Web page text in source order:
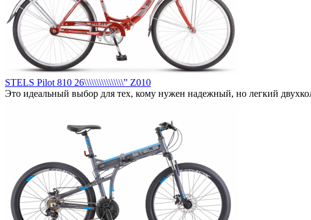
STELS Pilot 810 26\\\\\\\\\\\\\\\\” Z010
Это идеальный выбор для тех, кому нужен надежный, но легкий